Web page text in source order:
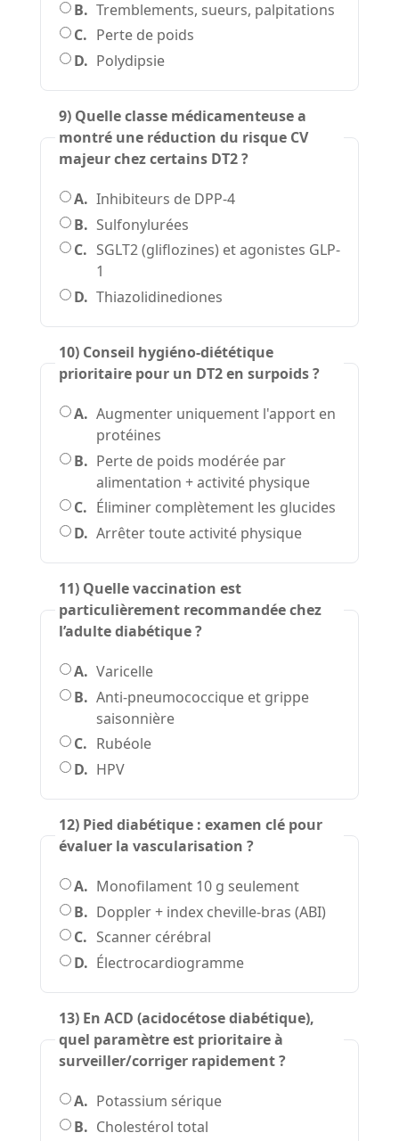
B. Tremblements, sueurs, palpitations
C. Perte de poids
D. Polydipsie
9) Quelle classe médicamenteuse a
montré une réduction du risque CV
majeur chez certains DT2 ?
A. Inhibiteurs de DPP-4
B. Sulfonylurées
C. SGLT2 (gliflozines) et agonistes GLP-
1
D. Thiazolidinediones
10) Conseil hygiéno-diététique
prioritaire pour un DT2 en surpoids ?
A. Augmenter uniquement l'apport en
protéines
B. Perte de poids modérée par
alimentation + activité physique
C. Éliminer complètement les glucides
D. Arrêter toute activité physique
11) Quelle vaccination est
particulièrement recommandée chez
l’adulte diabétique ?
A. Varicelle
B. Anti-pneumococcique et grippe
saisonnière
C. Rubéole
D. HPV
12) Pied diabétique : examen clé pour
évaluer la vascularisation ?
A. Monofilament 10 g seulement
B. Doppler + index cheville-bras (ABI)
C. Scanner cérébral
D. Électrocardiogramme
13) En ACD (acidocétose diabétique),
quel paramètre est prioritaire à
surveiller/corriger rapidement ?
A. Potassium sérique
B. Cholestérol total